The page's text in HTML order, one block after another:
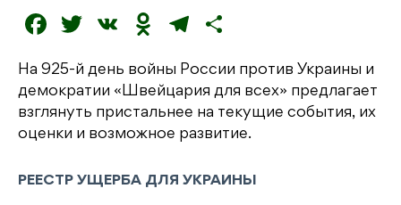
F
c
e
b
o
T
it
t
e
r
V
O
n
o
kl
a
T
e
g
r
a
п
р
а
в
На 925-й день войны России против Украины и
демократии «Швейцария для всех» предлагает
взглянуть пристальнее на текущие события, их
оценки и возможное развитие.
РЕЕСТР УЩЕРБА ДЛЯ УКРАИНЫ